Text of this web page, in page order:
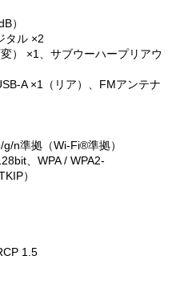
）
タル ×2
） ×1、サブウーハープリアウ
A ×1（リア）、FMアンテナ
n準拠（Wi-Fi®準拠）
、WPA / WPA2-
）
1.5